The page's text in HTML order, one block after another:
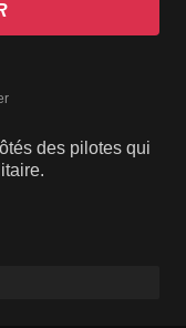
des pilotes qui